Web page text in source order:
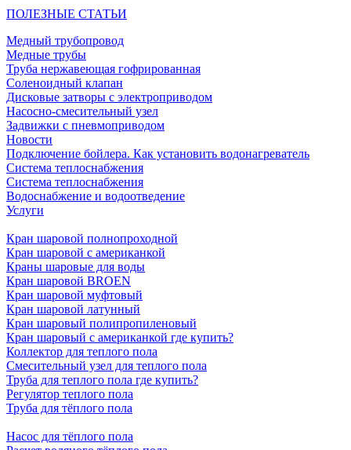
ПОЛЕЗНЫЕ СТАТЬИ
Медный трубопровод
Медные трубы
Труба нержавеющая гофрированная
Соленоидный клапан
Дисковые затворы с электроприводом
Насосно-смесительный узел
Задвижки с пневмоприводом
Новости
Подключение бойлера. Как установить водонагреватель
Система теплоснабжения
Система теплоснабжения
Водоснабжение и водоотведение
Услуги
Кран шаровой полнопроходной
Кран шаровой с американкой
Краны шаровые для воды
Кран шаровой BROEN
Кран шаровой муфтовый
Кран шаровой латунный
Кран шаровый полипропиленовый
Кран шаровый с американкой где купить?
Коллектор для теплого пола
Смесительный узел для теплого пола
Труба для теплого пола где купить?
Регулятор теплого пола
Труба для тёплого пола
Насос для тёплого пола